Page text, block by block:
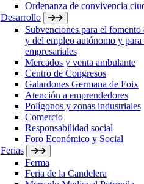
Ordenanza de convivencia
Desarrollo
Subvenciones para el
y del empleo autónomo y
empresariales
Mercados y venta ambulante
Centro de Congresos
Galardones Germana de Foix
Atención a emprendedores
Polígonos y zonas industriales
Comercio
Responsabilidad social
Foro Económico y Social
Ferias
Ferma
Feria de la Candelera